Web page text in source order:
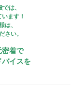
は、
ます！
は、
さい。
密着で
バイスを